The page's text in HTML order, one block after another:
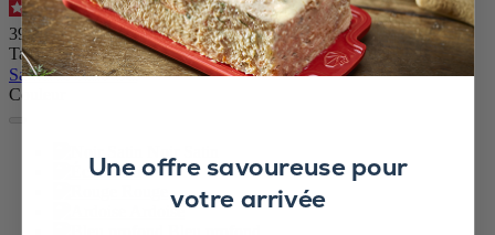
4.9/5- 354avis
39,90 €
Taille
Sauter le carrousel
Couleur
Écru
Ardoise
Une offre savoureuse pour
votre arrivée